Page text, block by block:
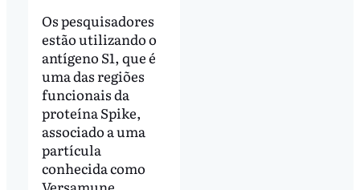
Os pesquisadores
estão utilizando o
antígeno S1, que é
uma das regiões
funcionais da
proteína Spike,
associado a uma
partícula
conhecida como